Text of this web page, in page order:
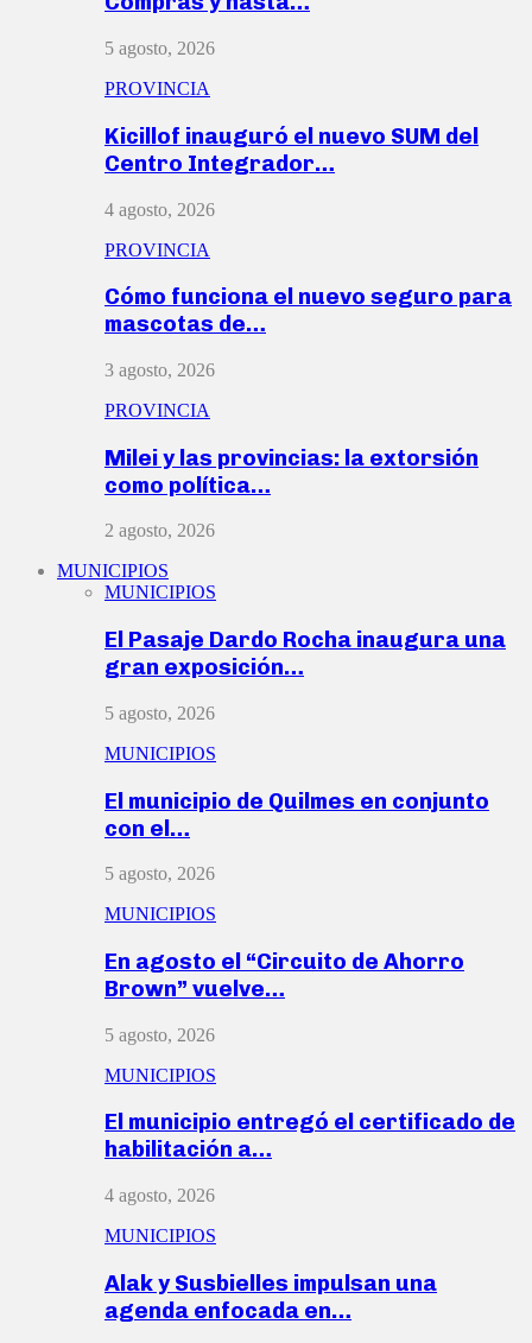
5 agosto, 2026
PROVINCIA
Kicillof inauguró el nuevo SUM del
Centro Integrador…
4 agosto, 2026
PROVINCIA
Cómo funciona el nuevo seguro para
mascotas de…
3 agosto, 2026
PROVINCIA
Milei y las provincias: la extorsión
como política…
2 agosto, 2026
MUNICIPIOS
MUNICIPIOS
El Pasaje Dardo Rocha inaugura una
gran exposición…
5 agosto, 2026
MUNICIPIOS
El municipio de Quilmes en conjunto
con el…
5 agosto, 2026
MUNICIPIOS
En agosto el “Circuito de Ahorro
Brown” vuelve…
5 agosto, 2026
MUNICIPIOS
El municipio entregó el certificado de
habilitación a…
4 agosto, 2026
MUNICIPIOS
Alak y Susbielles impulsan una
agenda enfocada en…